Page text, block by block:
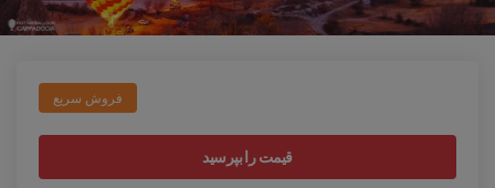
فروش سریع
قیمت را بپرسید